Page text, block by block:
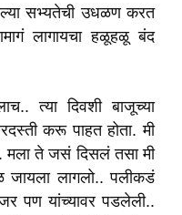
सभ्यतेची उधळण करत
लागायचा हळूहळू बंद
त्या दिवशी बाजूच्या
करू पाहत होता. मी
मला ते जसं दिसलं तसा मी
जायला लागलो.. पलीकडं
पण यांच्यावर पडलेली..